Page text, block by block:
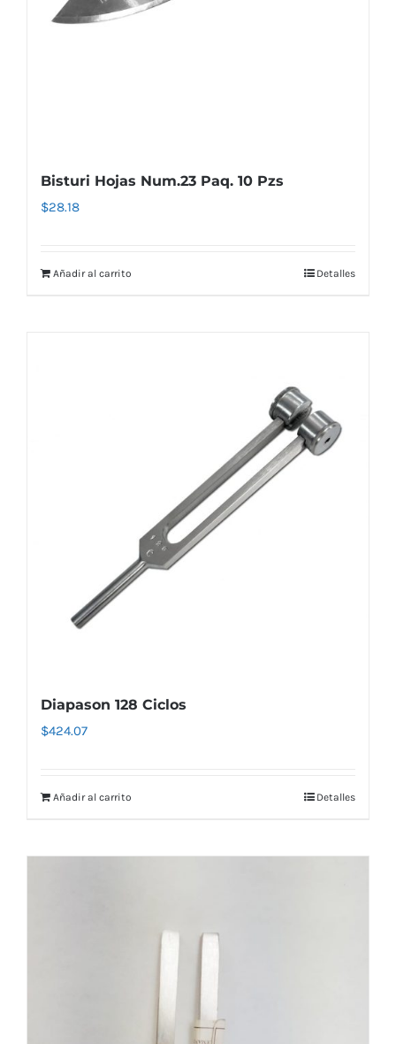
Bisturi Hojas Num.23 Paq. 10 Pzs
$28.18
Añadir al carrito Detalles
Diapason 128 Ciclos
$424.07
Añadir al carrito Detalles